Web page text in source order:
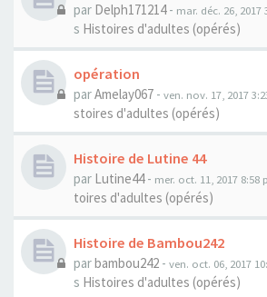
par Delph171214- mar. déc. 26, 2017
s Histoires d'adultes (opérés)
opération
parAmelay067 - ven. nov. 17, 2017
stoires d'adultes (opérés)
Histoire de Lutine 44
par Lutine44- mer. oct. 11, 2017 8:58
toires d'adultes (opérés)
Histoire de Bambou242
parbambou242 - ven. oct. 06, 2017
s Histoires d'adultes (opérés)